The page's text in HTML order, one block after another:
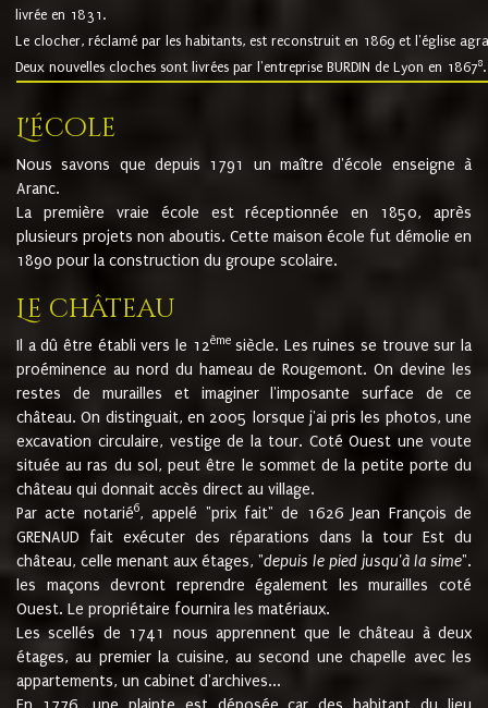
livrée en 1831.
Le clocher, réclamé par les habitants, est reconstruit en 1869 et l'église
Deux nouvelles cloches sont livrées par l'entreprise BURDIN de Lyon en 18678.
L'école
Nous savons que depuis 1791 un maître d'école enseigne à
Aranc.
La première vraie école est réceptionnée en 1850, après
plusieurs projets non aboutis. Cette maison école fut démolie en
1890 pour la construction du groupe scolaire.
Le château
Il a dû être établi vers le 12èmesiècle. Les ruines se trouve sur la
proéminence au nord du hameau de Rougemont. On devine les
restes de murailles et imaginer l'imposante surface de ce
château. On distinguait, en 2005 lorsque j'ai pris les photos, une
excavation circulaire, vestige de la tour. Coté Ouest une voute
située au ras du sol, peut être le sommet de la petite porte du
château qui donnait accès direct au village.
Par acte notarié6, appelé "prix fait" de 1626 Jean François de
GRENAUD fait exécuter des réparations dans la tour Est du
château, celle menant aux étages, "depuis le pied jusqu'à la sime".
les maçons devront reprendre également les murailles coté
Ouest. Le propriétaire fournira les matériaux.
Les scellés de 1741 nous apprennent que le château à deux
étages, au premier la cuisine, au second une chapelle avec les
appartements, un cabinet d'archives...